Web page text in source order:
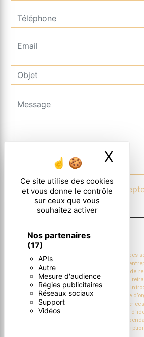
Ce site utilise des cookies
et vous donne le contrôle
sur ceux que vous
souhaitez activer
Nos partenaires
(17)
APIs
Autre
Mesure d'audience
Régies publicitaires
Réseaux sociaux
Support
Vidéos
X
En cochant cette case,
particulières ci-dessous **
** Les données personnelles communiquées
de vous contacter. Elles sont destinées à
traitants. Vous disposez de droits d’accès, de
de portabilité, de limitation, d’opposition, de
consentement à tout moment et du droit
auprès d’une autorité de contrôle, ainsi que
données post-mortem. Vous pouvez exercer
ou par courrier électronique. Un justificatif
demandé. Nous conservons vos données
de contact puis pendant la durée de